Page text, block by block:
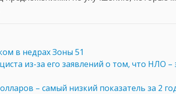
в недрах Зоны 51
из-за его заявлений о том, что НЛО –
– самый низкий показатель за 2